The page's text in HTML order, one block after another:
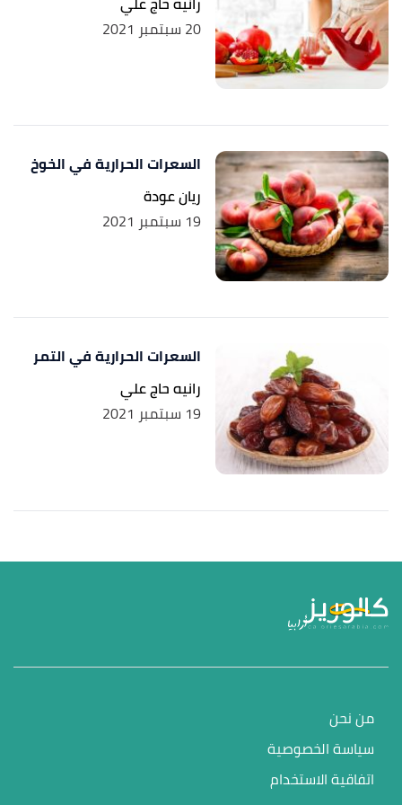
behind the hype?",mayoclinic, Retrieved 17/8/2021.
Edited.
20 سبتمبر 2021
السعرات الحرارية في الخوخ
ريان عودة
19 سبتمبر 2021
السعرات الحرارية في التمر
رانيه حاج علي
19 سبتمبر 2021
من نحن
سياسة الخصوصية
اتفاقية الاستخدام